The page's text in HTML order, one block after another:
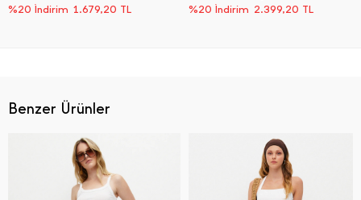
Benzer Ürünler
%20 İndirim 1.679,20 TL %20 İndirim 2.399,20 TL